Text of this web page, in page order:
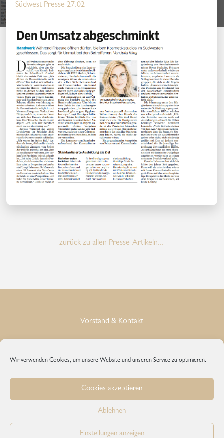
Wir verwenden Cookies, um unsere Website und unseren Service zu optimieren.
Cookies akzeptieren
Ablehnen
Einstellungen anzeigen
Südwest Presse 27.02
zurück zu allen Presse-Artikeln...
Vorstand & Kontakt
© 2026 Bundesberufsverband der KosmetikerInnen in